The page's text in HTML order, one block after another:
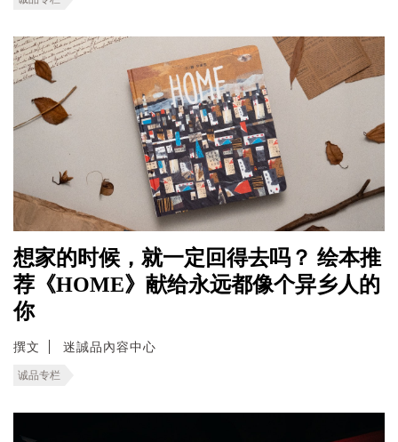
想家的时候，就一定回得去吗？ 绘本推
荐《HOME》献给永远都像个异乡人的
你
撰文 迷誠品內容中心
诚品专栏